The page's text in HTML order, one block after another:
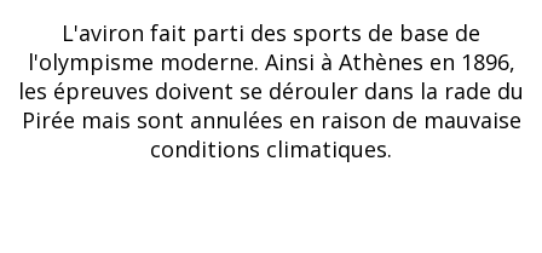
L'aviron fait parti des sports de base de
l'olympisme moderne. Ainsi à Athènes en 1896,
les épreuves doivent se dérouler dans la rade du
Pirée mais sont annulées en raison de mauvaise
conditions climatiques.